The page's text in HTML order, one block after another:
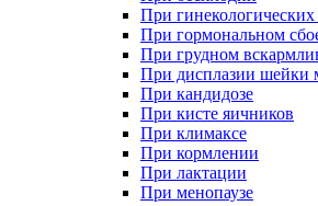
При гинекологических
При гормональном
При грудном
При дисплазии шейки
При кандидозе
При кисте яичников
При климаксе
При кормлении
При лактации
При менопаузе